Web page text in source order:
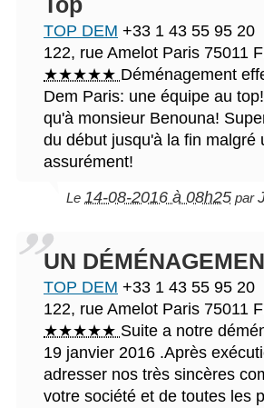
TOP DEM +33 1 43 55 95 20
122, rue Amelot Paris 75011
★★★★★ Déménagement
Dem Paris: une équipe au
qu'à monsieur Benouna!
du début jusqu'à la fin
assurément!
Le 14-08-2016 à 08h25 par
UN
TOP DEM +33 1 43 55 95 20
122, rue Amelot Paris 75011
★★★★★ Suite a notre
19 janvier 2016 .Après
adresser nos très sincères
votre société et de toutes les